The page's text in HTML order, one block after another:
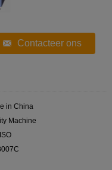
Contacteer ons
in China
Machine